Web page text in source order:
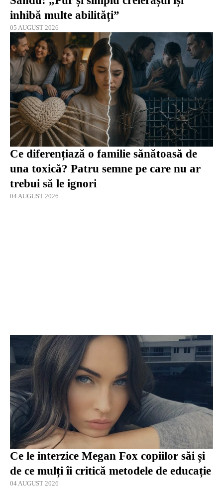
inhibă multe abilități”
05 AUGUST 2026
Ce diferențiază o familie sănătoasă de
una toxică? Patru semne pe care nu ar
trebui să le ignori
04 AUGUST 2026
Ce le interzice Megan Fox copiilor săi și
de ce mulți îi critică metodele de educație
04 AUGUST 2026